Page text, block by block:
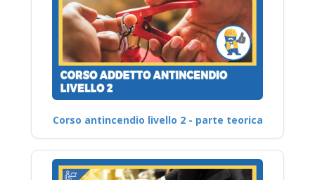
Corso antincendio livello 2 - parte teorica